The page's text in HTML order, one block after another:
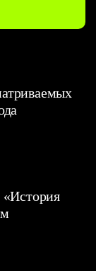
«История